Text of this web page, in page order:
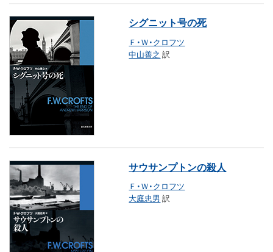
シグニット号の死
Ｆ・Ｗ・クロフツ
中山善之 訳
サウサンプトンの殺人
Ｆ・Ｗ・クロフツ
大庭忠男 訳